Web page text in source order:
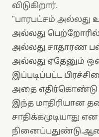
விடுகிறார்.
"பாரபட்சம்
அல்லது பெற்றோரில்
அல்லது சாதாரண
அல்லது ஏதேனும்
இப்படிப்பட்ட
அதை எதிர்கொண்டு
இந்த மாதிரியான
சாதிக்கமுடியாது